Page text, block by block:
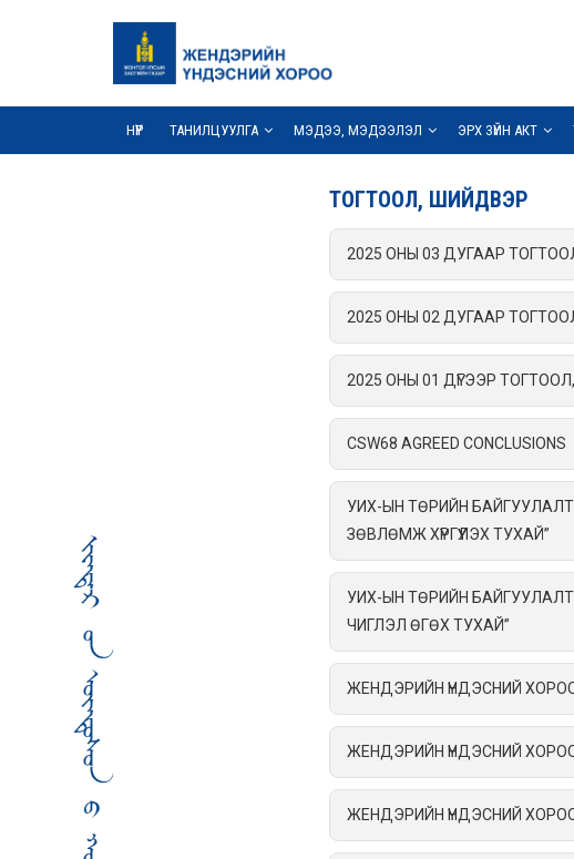
НҮҮР ТАНИЛЦУУЛГА МЭДЭЭ, МЭДЭЭЛЭЛ ЭРХ ЗҮЙН АКТ
ТОГТООЛ, ШИЙДВЭР
2025 ОНЫ 03 ДУГААР
2025 ОНЫ 02 ДУГААР
2025 ОНЫ 01 ДҮГЭЭР
CSW68 AGREED CONCLUSIONS
УИХ-ЫН ТӨРИЙН
ЗӨВЛӨМЖ ХҮРГҮҮЛЭХ ТУХАЙ”
УИХ-ЫН ТӨРИЙН
ЧИГЛЭЛ ӨГӨХ ТУХАЙ”
ЖЕНДЭРИЙН ҮНДЭСНИЙ
ЖЕНДЭРИЙН ҮНДЭСНИЙ
ЖЕНДЭРИЙН ҮНДЭСНИЙ